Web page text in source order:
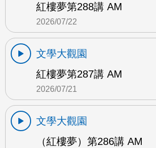
紅樓夢第288講 AM
2026/07/22
文學大觀園
紅樓夢第287講 AM
2026/07/21
文學大觀園
（紅樓夢）第286講 AM